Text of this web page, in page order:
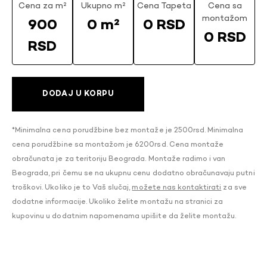
Cena za m²
900
RSD
Ukupno m²
0 m²
Cena Tapeta
0 RSD
Cena sa
montažom
0 RSD
DODAJ U KORPU
*Minimalna cena porudžbine bez montaže je 2500rsd. Minimalna
cena porudžbine sa montažom je 6200rsd. Cena montaže
obračunata je za teritoriju Beograda. Montaže radimo i van
Beograda, pri čemu se na ukupnu cenu dodatno obračunavaju putni
troškovi. Ukoliko je to Vaš slučaj, možete nas kontaktirati za sve
dodatne informacije. Ukoliko želite montažu na stranici za
kupovinu u dodatnim napomenama upišite da želite montažu.